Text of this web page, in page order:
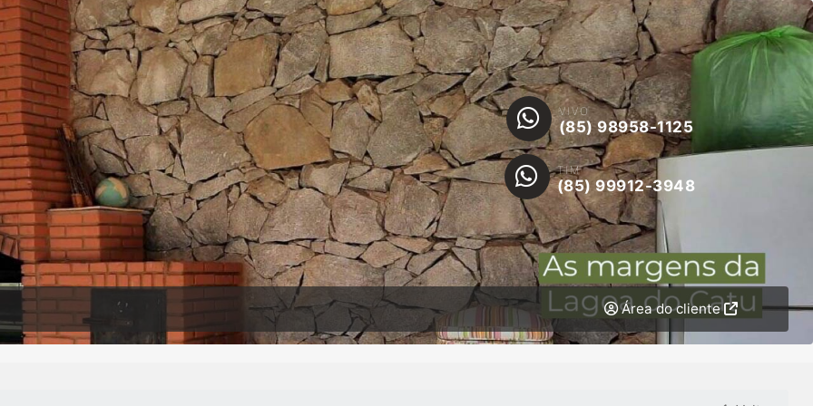
VIVO
(85) 98958-1125
TIM
(85) 99912-3948
Área do cliente